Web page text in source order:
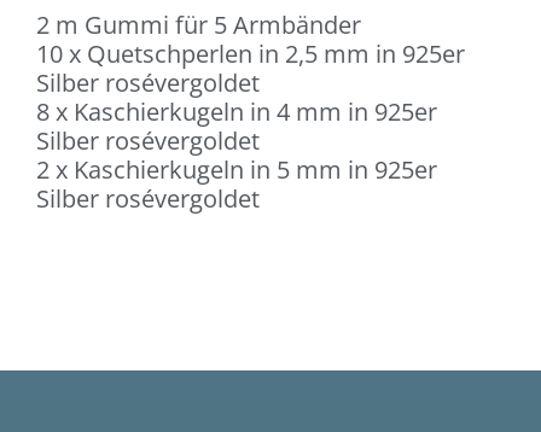
2 m Gummi für 5 Armbänder
10 x Quetschperlen in 2,5 mm in 925er
Silber rosévergoldet
8 x Kaschierkugeln in 4 mm in 925er
Silber rosévergoldet
2 x Kaschierkugeln in 5 mm in 925er
Silber rosévergoldet